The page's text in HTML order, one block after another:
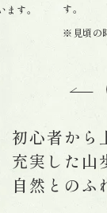
す。
す。
※見頃の
初心者から
充実した山
自然とのふ